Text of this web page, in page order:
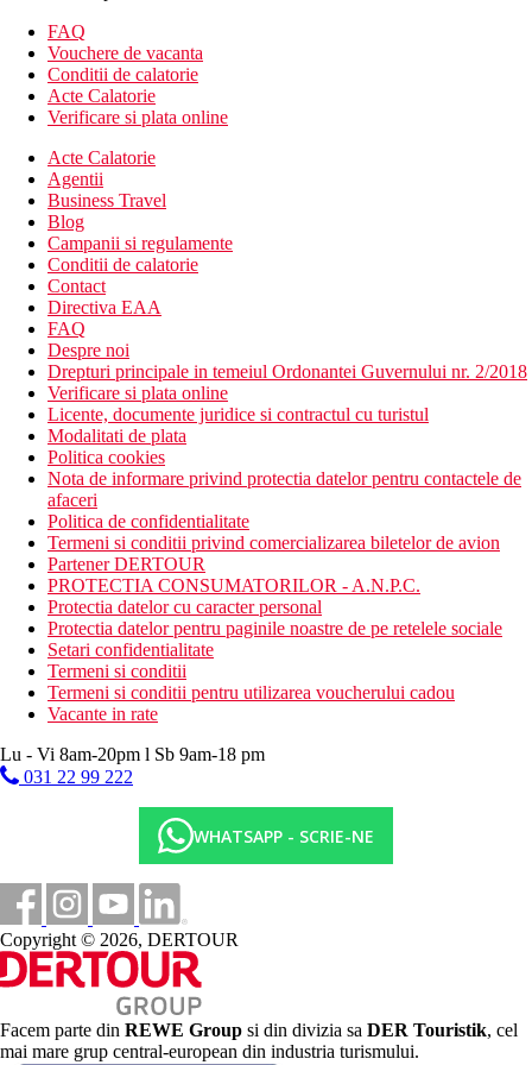
facilitatile de mai sus)
Camera dubla, vedere la mare: camere in cladirea
principala
Suita Junior, acces la inot: piscina comuna
hol de intrare cu receptie
restaurant principal
bar in receptie
taverna
minimarket
Wi-Fi (gratuit)
conexiune la internet contra cost
piscina pentru copii
Descrierea plajei
nisip inchis la culoare cu pietricele fine (premiat cu steag
albastru)
sezlonguri, umbrele si prosoape gratuite
Activitati sportive gratuite
fitness
Activitati contra cost
sporturi acvatice pe plaja
centru SPA
Mese
All Inclusive Premium:
10:00 - 23:00, include mic dejun, pranz si cina tip bufet,
gustari usoare in timpul zilei. Cantitate nelimitata de
bauturi nealcoolice imbuteliate si bauturi alcoolice
selectate de productie locala.
Categoria oficiala
4 stele
climatica in functie de categoria de hotel. Taxa nu este inclusa in
tariful ofertei si va fi achitata de catre client la receptia hotelului.
Noile taxe de statiune in Grecia sunt (Aprilie – Octombrie):
10.00 €. Tarifele afisate sunt pe camera/noapte.
102 km
FAQ
Vouchere de vacanta
Conditii de calatorie
Acte Calatorie
Verificare si plata online
Acte Calatorie
Agentii
Business Travel
Blog
Campanii si regulamente
Conditii de calatorie
Contact
Directiva EAA
FAQ
Despre noi
Drepturi principale in temeiul Ordonantei Guvernului nr. 2/2018
Verificare si plata online
Licente, documente juridice si contractul cu turistul
Modalitati de plata
Politica cookies
Nota de informare privind protectia datelor pentru contactele de
afaceri
Politica de confidentialitate
Termeni si conditii privind comercializarea biletelor de avion
Partener DERTOUR
PROTECTIA CONSUMATORILOR - A.N.P.C.
Protectia datelor cu caracter personal
Protectia datelor pentru paginile noastre de pe retelele sociale
Setari confidentialitate
Termeni si conditii
Termeni si conditii pentru utilizarea voucherului cadou
Vacante in rate
Lu - Vi 8am-20pm l Sb 9am-18 pm
031 22 99 222
WHATSAPP - SCRIE-NE
Copyright © 2026, DERTOUR
Facem parte din REWE Group si din divizia sa DER Touristik, cel
mai mare grup central-european din industria turismului.